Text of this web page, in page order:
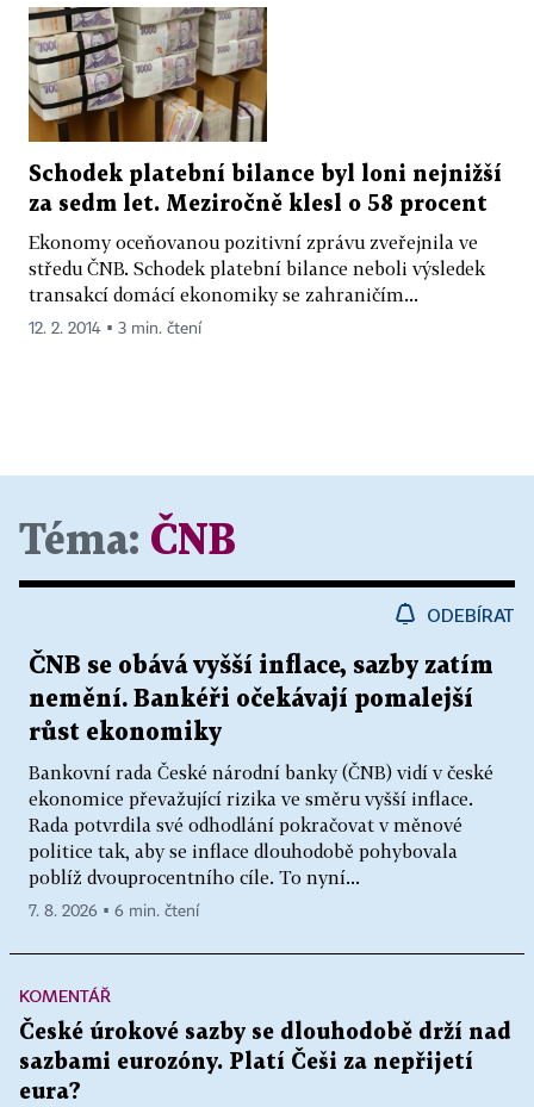
Schodek platební bilance byl loni nejnižší
za sedm let. Meziročně klesl o 58 procent
Ekonomy oceňovanou pozitivní zprávu zveřejnila ve
středu ČNB. Schodek platební bilance neboli výsledek
transakcí domácí ekonomiky se zahraničím...
12. 2. 2014 ▪ 3 min. čtení
Téma: ČNB
ODEBÍRAT
ČNB se obává vyšší inflace, sazby zatím
nemění. Bankéři očekávají pomalejší
růst ekonomiky
Bankovní rada České národní banky (ČNB) vidí v české
ekonomice převažující rizika ve směru vyšší inflace.
Rada potvrdila své odhodlání pokračovat v měnové
politice tak, aby se inflace dlouhodobě pohybovala
poblíž dvouprocentního cíle. To nyní...
7. 8. 2026 ▪ 6 min. čtení
KOMENTÁŘ
České úrokové sazby se dlouhodobě drží nad
sazbami eurozóny. Platí Češi za nepřijetí
eura?